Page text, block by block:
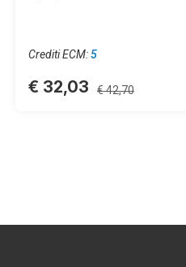
Crediti ECM:5
€ 32,03 € 42,70